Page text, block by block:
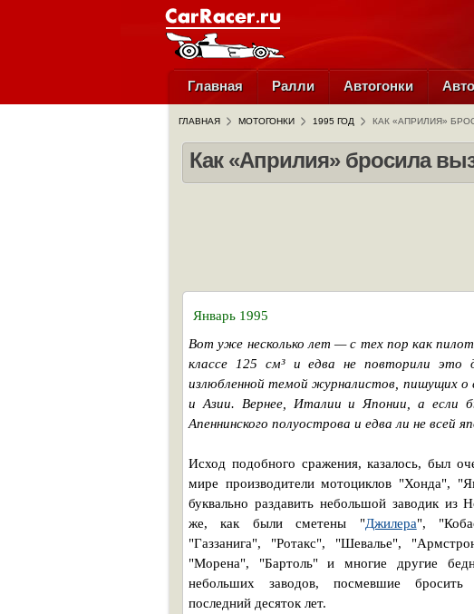
Главная Ралли Автогонки
ГЛАВНАЯ МОТОГОНКИ 1995 ГОД КАК «АПРИЛИЯ»
Как «Априлия» бросила
Январь 1995
Вот уже несколько лет — с тех пор как
классе 125 см³ и едва не повторили это
излюбленной темой журналистов, пишущих о
и Азии. Вернее, Италии и Японии, а если
Апеннинского полуострова и едва ли не всей
Исход подобного сражения, казалось, был
мире производители мотоциклов "Хонда",
буквально раздавить небольшой заводик из
же, как были сметены "Джилера",
"Газзанига", "Ротакс", "Шевалье",
"Морена", "Бартоль" и многие другие
небольших заводов, посмевшие
последний десяток лет.